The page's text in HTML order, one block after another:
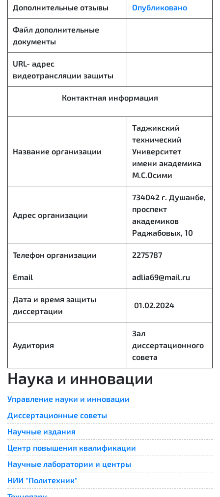
Дополнительные отзывы Опубликовано
Файл дополнительные
документы
URL- адрес
видеотрансляции защиты
Контактная информация
Название организации
Таджикский
технический
Университет
имени академика
М.С.Осими
Адрес организации
734042 г. Душанбе,
проспект
академиков
Раджабовых, 10
Телефон организации 2275787
Email adlia69@mail.ru
Дата и время защиты
диссертации
01.02.2024
Аудитория
Зал
диссертационного
совета
Наука и инновации
Управление науки и инновации
Диссертационные советы
Научные издания
Центр повышения квалификации
Научные лаборатории и центры
НИИ "Политехник"